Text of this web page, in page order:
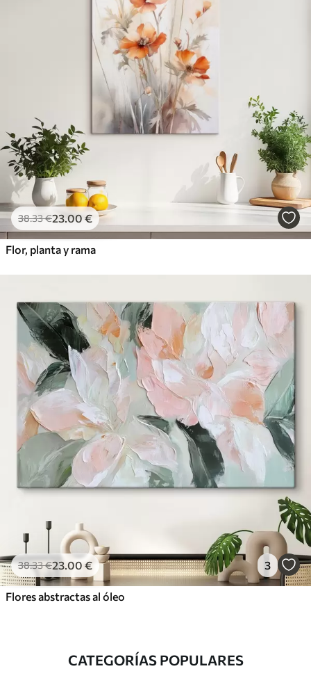
38.33€23.00 €
Flor, planta y rama
38.33€23.00 € 3
Flores abstractas al óleo
CATEGORÍAS POPULARES